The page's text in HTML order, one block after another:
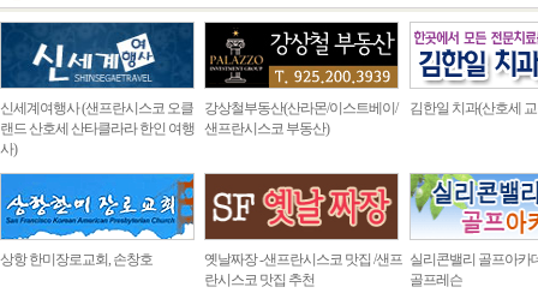
신세계여행사 (샌프란시스코 오클
랜드 산호세 산타클라라 한인 여행
사)
강상철부동산(산라몬/이스트베이/
샌프란시스코 부동산)
김한일 치과(산호세
상항 한미장로교회, 손창호
옛날짜장 -샌프란시스코 맛집 /샌프
란시스코 맛집 추천
실리콘밸리 골프아카
골프레슨